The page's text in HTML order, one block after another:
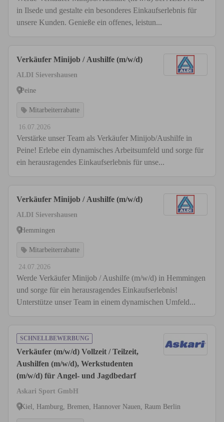
in Ilsede und gestalte ein besonderes Einkaufserlebnis für
unsere Kunden. Genieße ein offenes, leistun...
Verkäufer Minijob / Aushilfe (m/w/d)
ALDI Sievershausen
Peine
Mitarbeiterrabatte
16.07.2026
Verstärke unser Team als Verkäufer Minijob/Aushilfe in
Peine! Erlebe ein dynamisches Arbeitsumfeld und sorge für
ein herausragendes Einkaufserlebnis für unse...
Verkäufer Minijob / Aushilfe (m/w/d)
ALDI Sievershausen
Hemmingen
Mitarbeiterrabatte
24.07.2026
Werde Verkäufer Minijob / Aushilfe (m/w/d) in Hemmingen
und sorge für ein herausragendes Einkaufserlebnis!
Unterstütze unser Team in einem dynamischen Umfeld...
SCHNELLBEWERBUNG
Verkäufer (m/w/d) Vollzeit / Teilzeit,
Aushilfen (m/w/d), Werkstudenten
(m/w/d) für Angel- und Jagdbedarf
Askari Sport GmbH
Kiel, Hamburg, Bremen, Hannover Nauen, Raum Berlin